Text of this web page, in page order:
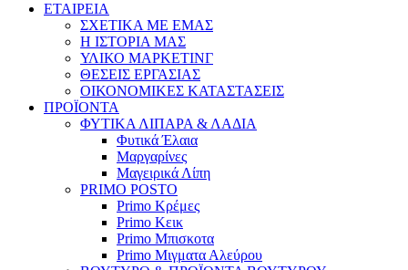
ΕΤΑΙΡΕΙΑ
ΣΧΕΤΙΚΑ ΜΕ ΕΜΑΣ
Η ΙΣΤΟΡΙΑ ΜΑΣ
ΥΛΙΚΟ ΜΑΡΚΕΤΙΝΓ
ΘΕΣΕΙΣ ΕΡΓΑΣΙΑΣ
ΟΙΚΟΝΟΜΙΚΕΣ ΚΑΤΑΣΤΑΣΕΙΣ
ΠΡΟΪΟΝΤΑ
ΦΥΤΙΚΑ ΛΙΠΑΡΑ & ΛΑΔΙΑ
Φυτικά Έλαια
Μαργαρίνες
Μαγειρικά Λίπη
PRIMO POSTO
Primo Κρέμες
Primo Κεικ
Primo Μπισκοτα
Primo Μιγματα Αλεύρου